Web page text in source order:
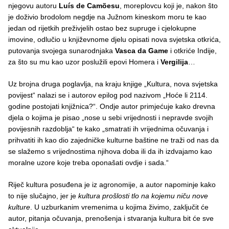
njegovu autoru Luís de Camõesu , moreplovcu koji je, nakon što
je doživio brodolom negdje na Južnom kineskom moru te kao
jedan od rijetkih preživjelih ostao bez supruge i cjelokupne
imovine, odlučio u književnome djelu opisati nova svjetska otkrića,
putovanja svojega sunarodnjaka Vasca da Game i otkriće Indije,
za što su mu kao uzor poslužili epovi Homera i Vergilija
Uz brojna druga poglavlja, na kraju knjige „Kultura, nova svjetska
povijest“ nalazi se i autorov epilog pod nazivom „Hoće li 2114.
godine postojati knjižnica?“. Ondje autor primjećuje kako drevna
djela o kojima je pisao „nose u sebi vrijednosti i nepravde svojih
povijesnih razdoblja“ te kako „smatrati ih vrijednima očuvanja i
prihvatiti ih kao dio zajedničke kulturne baštine ne traži od nas da
se slažemo s vrijednostima njihova doba ili da ih izdvajamo kao
moralne uzore koje treba oponašati ovdje i sada.“
Riječ kultura posuđena je iz agronomije, a autor napominje kako
to nije slučajno, jer je kultura prošlosti tlo na kojemu niču nove
kulture . U uzburkanim vremenima u kojima živimo, zaključit će
autor, pitanja očuvanja, prenošenja i stvaranja kultura bit će sve